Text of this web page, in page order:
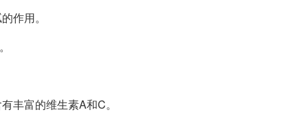
作用。
丰富的维生素A和C。